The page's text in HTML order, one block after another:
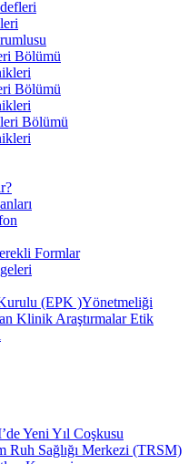
Bölümü
Bölümü
Bölümü
Formlar
(EPK )Yönetmeliği
Klinik Araştırmalar Etik
Yeni Yıl Coşkusu
Ruh Sağlığı Merkezi (TRSM)